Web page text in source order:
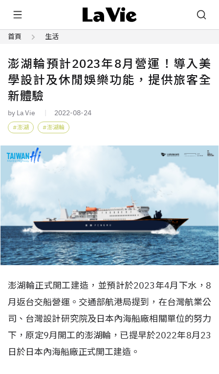
首頁 生活
澎湖輪預計2023年8月營運！導入美
學設計及休閒娛樂功能，提供旅客全
新體驗
by La Vie 2022-08-24
澎湖 澎湖輪
澎湖輪正式開工建造，並預計於2023年4月下水，8
月返台交船營運。交通部航港局提到，在台灣航業公
司、台灣設計研究院及日本內海船廠相關單位的努力
下，原定9月開工的澎湖輪，已提早於2022年8月23
日於日本內海船廠正式開工建造。